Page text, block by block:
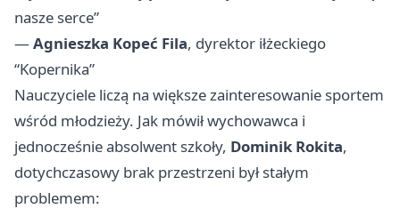
nasze serce”
— Agnieszka Kopeć Fila, dyrektor iłżeckiego
“Kopernika”
Nauczyciele liczą na większe zainteresowanie sportem
wśród młodzieży. Jak mówił wychowawca i
jednocześnie absolwent szkoły, Dominik Rokita,
dotychczasowy brak przestrzeni był stałym
problemem: